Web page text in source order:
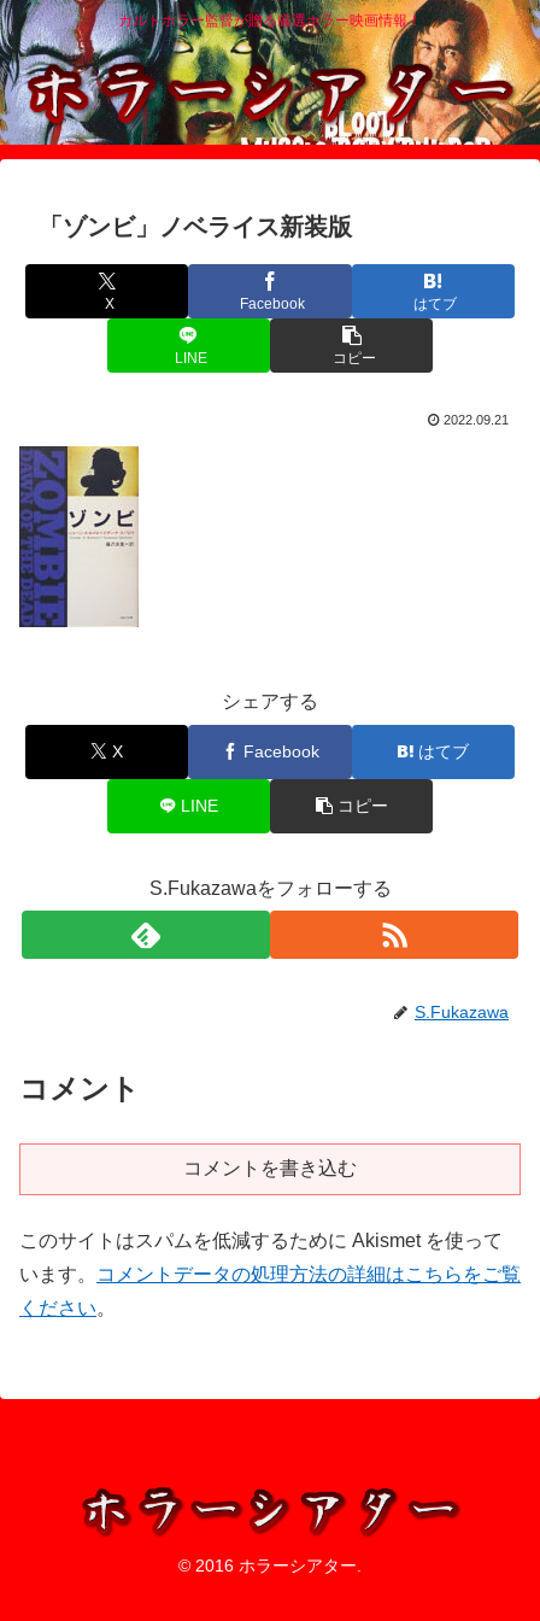
カルトホラー監督が贈る厳選ホラー映画情報！
「ゾンビ」ノベライス新装版
X Facebook はてブ
LINE コピー
2022.09.21
シェアする
X Facebook はてブ
LINE コピー
S.Fukazawaをフォローする
S.Fukazawa
コメント
コメントを書き込む
このサイトはスパムを低減するために Akismet を使って
います。
コメントデータの処理方法の詳細はこちらをご覧
ください。
© 2016 ホラーシアター.